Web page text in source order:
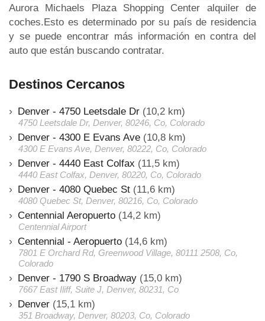
Aurora Michaels Plaza Shopping Center alquiler de
coches.Esto es determinado por su país de residencia
y se puede encontrar más información en contra del
auto que están buscando contratar.
Destinos Cercanos
Denver - 4750 Leetsdale Dr (10,2 km)
4750 Leetsdale Dr, Denver, 80246, Co, Colorado
Denver - 4300 E Evans Ave (10,8 km)
4300 E Evans Ave, Denver, 80222, Co, Colorado
Denver - 4440 East Colfax (11,5 km)
4440 East Colfax, Denver, 80220, Co, Colorado
Denver - 4080 Quebec St (11,6 km)
4080 Quebec St, Denver, 80216, Co, Colorado
Centennial Aeropuerto (14,2 km)
Centennial Airport
Centennial - Aeropuerto (14,6 km)
7801 E Orchard Rd, Greenwood Village, 80111 2508, Co,
Colorado
Denver - 1790 S Broadway (15,0 km)
7667 East Iliff, Suite J, Denver, 80231, Co
Denver (15,1 km)
351 Broadway, Denver, 80203, Co, Colorado